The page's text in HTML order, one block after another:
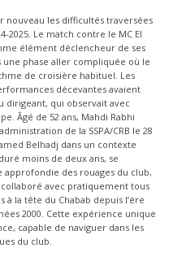
nouveau les difficultés traversées
2025. Le match contre le MC El
élément déclencheur de ses
une phase aller compliquée où le
de croisière habituel. Les
décevantes avaient
dirigeant, qui observait avec
Âgé de 52 ans, Mahdi Rabhi
de la SSPA/CRB le 28
Belhadj dans un contexte
moins de deux ans, se
approfondie des rouages du club,
avec pratiquement tous
à la tête du Chabab depuis l’ère
2000. Cette expérience unique
capable de naviguer dans les
du club.